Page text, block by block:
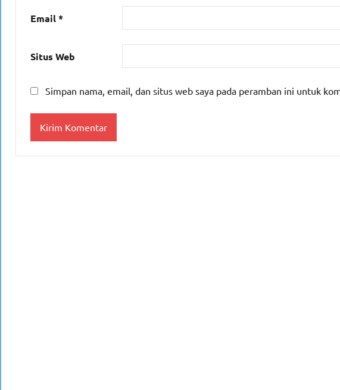
Email*
Situs Web
Simpan nama, email, dan situs web saya pada peramban ini untuk